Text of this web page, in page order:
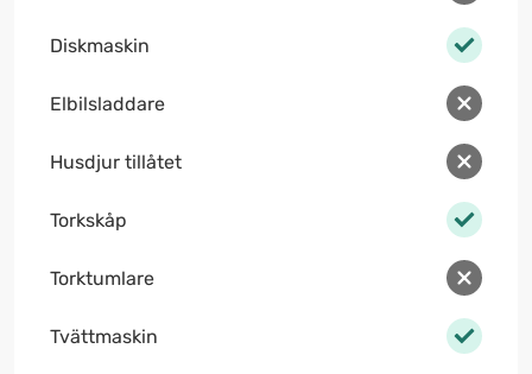
Diskmaskin
Elbilsladdare
Husdjur tillåtet
Torkskåp
Torktumlare
Tvättmaskin